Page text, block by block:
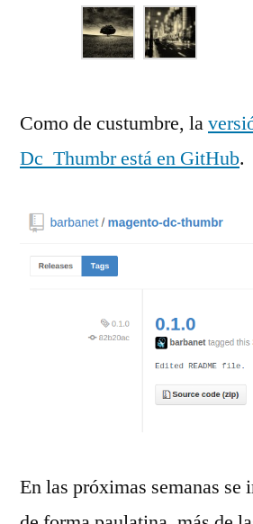
Como de custumbre, la
Dc_Thumbr está en GitHub.
En las próximas semanas se